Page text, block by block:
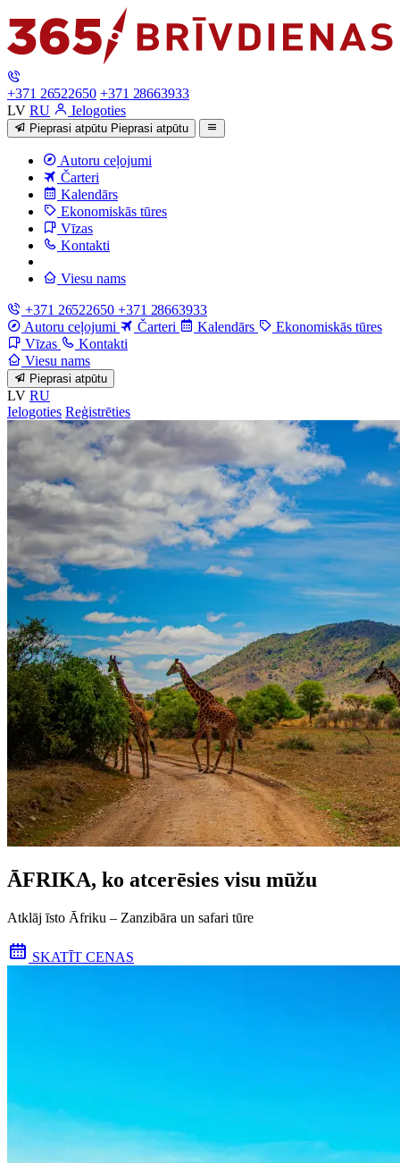
+371 26522650 +371 28663933
LV RU Ielogoties
Pieprasi atpūtu Pieprasi atpūtu
Autoru ceļojumi
Čarteri
Kalendārs
Ekonomiskās tūres
Vīzas
Kontakti
Viesu nams
+371 26522650 +371 28663933
Autoru ceļojumi
Čarteri Kalendārs
Ekonomiskās tūres
Vīzas
Kontakti
Viesu nams
Pieprasi atpūtu
LV RU
Ielogoties Reģistrēties
ĀFRIKA, ko atcerēsies visu mūžu
Atklāj īsto Āfriku – Zanzibāra un safari tūre
SKATĪT CENAS